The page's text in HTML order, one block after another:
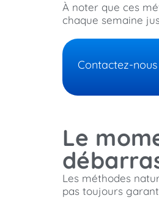
À noter que ces
chaque semaine
Contactez-
Le
Les méthodes
pas toujours